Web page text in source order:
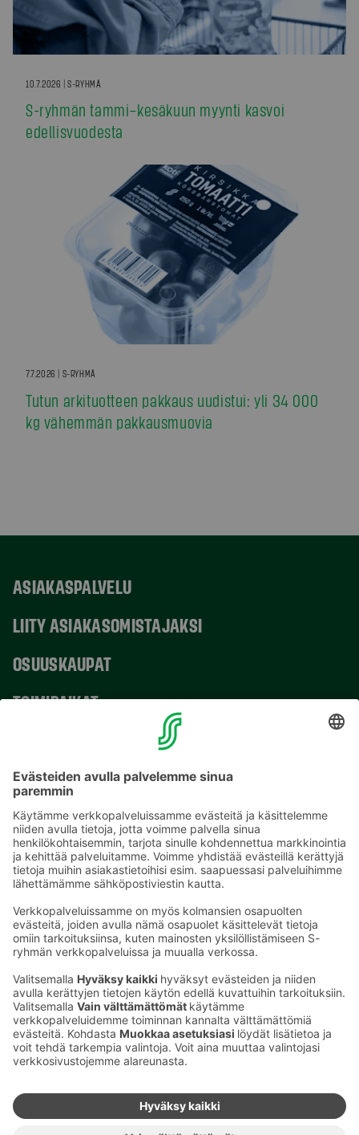
10.7.2026 | S-RYHMÄ
S-ryhmän tammi–kesäkuun myynti kasvoi
edellisvuodesta
7.7.2026 | S-RYHMÄ
Tutun arkituotteen pakkaus uudistui: yli 34 000
kg vähemmän pakkausmuovia
ASIAKASPALVELU
LIITY ASIAKASOMISTAJAKSI
OSUUSKAUPAT
TOIMIPAIKAT
Sähköpostiosoitteet S-ryhmässä ovat muotoa
etunimi.sukunimi@sok.fi
Seuraa meitä:
Muuta evästeasetuksia